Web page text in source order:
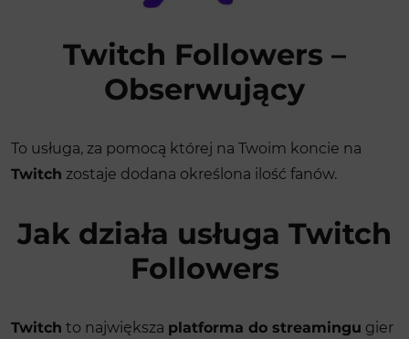
Twitch Followers –
Obserwujący
To usługa, za pomocą której na Twoim koncie na
Twitch zostaje dodana określona ilość fanów.
Jak działa usługa Twitch
Followers
Twitch to największa platforma do streamingu gier